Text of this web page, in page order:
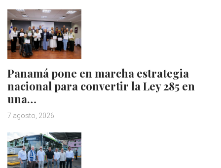
Panamá pone en marcha estrategia
nacional para convertir la Ley 285 en
una…
7 agosto, 2026